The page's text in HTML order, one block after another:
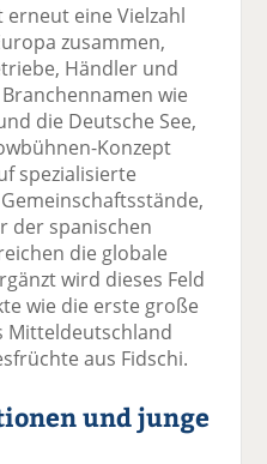
eine Vielzahl
zusammen,
Händler und
wie
die Deutsche See,
Konzept
spezialisierte
der spanischen
die globale
wird dieses Feld
wie die erste große
Mitteldeutschland
aus Fidschi.
und junge